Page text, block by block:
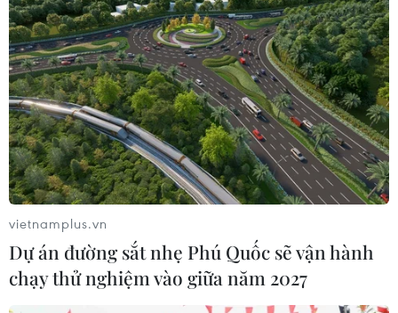
WSJ: "Kỷ nguyên Trump" sẽ có lợi cho nền
vietnamplus.vn
Dự án đường sắt nhẹ Phú Quốc sẽ vận hành
chạy thử nghiệm vào giữa năm 2027